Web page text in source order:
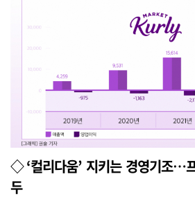
◇ ‘컬리다움’ 지키는 경영기조…
두